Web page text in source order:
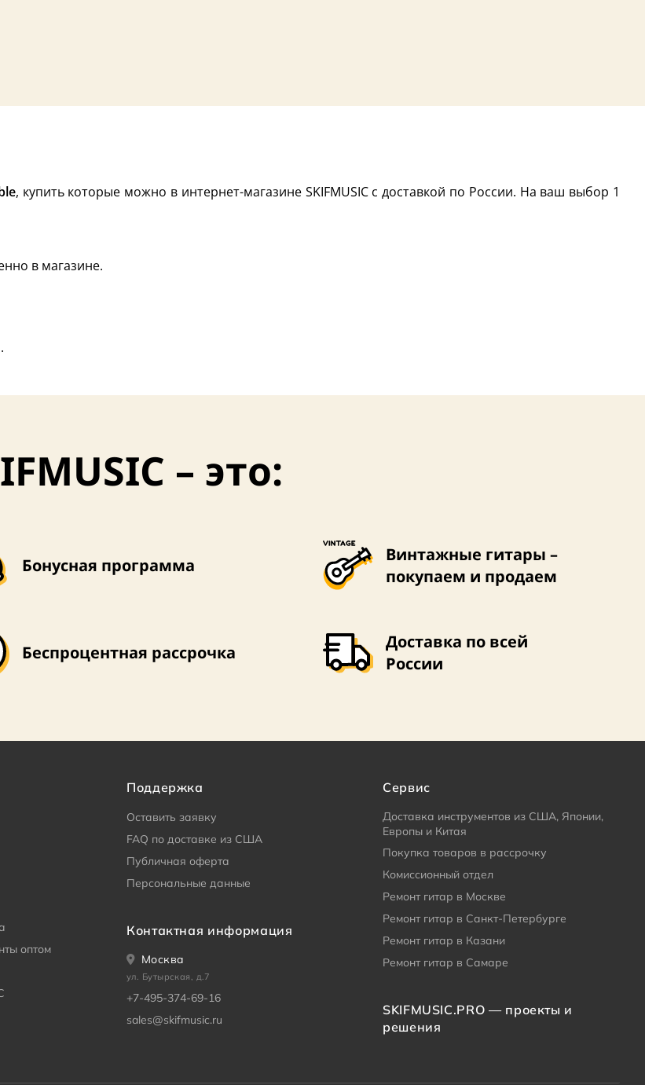
, купить которые можно в интернет-магазине SKIFMUSIC с доставкой по России. На ваш выбор 1
в магазине.
– это:
Бонусная программа
Винтажные гитары –
покупаем и продаем
Беспроцентная рассрочка
Доставка по всей
России
оптом
Поддержка
Оставить заявку
FAQ по доставке из США
Публичная оферта
Персональные данные
Контактная информация
Москва
ул. Бутырская, д.7
+7-495-374-69-16
sales@skifmusic.ru
Сервис
Доставка инструментов из США, Японии,
Европы и Китая
Покупка товаров в рассрочку
Комиссионный отдел
Ремонт гитар в Москве
Ремонт гитар в Санкт-Петербурге
Ремонт гитар в Казани
Ремонт гитар в Самаре
SKIFMUSIC.PRO — проекты и
решения